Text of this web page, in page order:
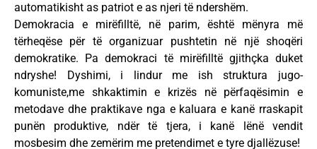
automatikisht as patriot e as njeri të ndershëm.
Demokracia e mirëfilltë, në parim, është mënyra më
tërheqëse për të organizuar pushtetin në një shoqëri
demokratike. Pa demokraci të mirëfilltë gjithçka duket
ndryshe! Dyshimi, i lindur me ish struktura jugo-
komuniste,me shkaktimin e krizës në përfaqësimin e
metodave dhe praktikave nga e kaluara e kanë rraskapit
punën produktive, ndër të tjera, i kanë lënë vendit
mosbesim dhe zemërim me pretendimet e tyre djallëzuse!